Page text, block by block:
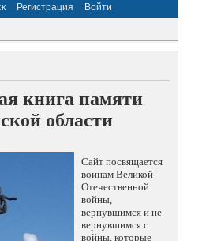
Регистрация Войти
книга памяти
области
Сайт посвящается
воинам Великой
Отечественной
войны,
вернувшимся и не
вернувшимся с
войны, которые